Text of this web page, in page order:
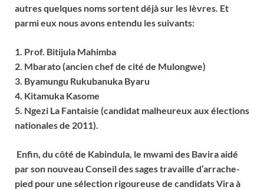
autres quelques noms sortent déjà sur les lèvres. Et
parmi eux nous avons entendu les suivants:
1. Prof. Bitijula Mahimba
2. Mbarato (ancien chef de cité de Mulongwe)
3. Byamungu Rukubanuka Byaru
4. Kitamuka Kasome
5. Ngezi La Fantaisie (candidat malheureux aux élections
nationales de 2011).
Enfin, du côté de Kabindula, le mwami des Bavira aidé
par son nouveau Conseil des sages travaille d’arrache-
pied pour une sélection rigoureuse de candidats Vira à